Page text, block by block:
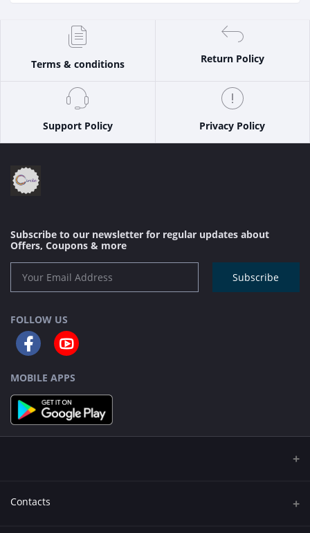
Terms & conditions Return Policy
Support Policy Privacy Policy
Subscribe to our newsletter for regular updates about
Offers, Coupons & more
Subscribe
FOLLOW US
MOBILE APPS
Contacts